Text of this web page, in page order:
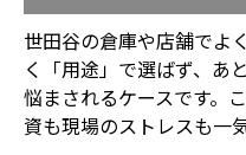
世田谷の倉庫や店舗でよ
く「用途」で選ばず、あ
悩まされるケースです。
資も現場のストレスも一